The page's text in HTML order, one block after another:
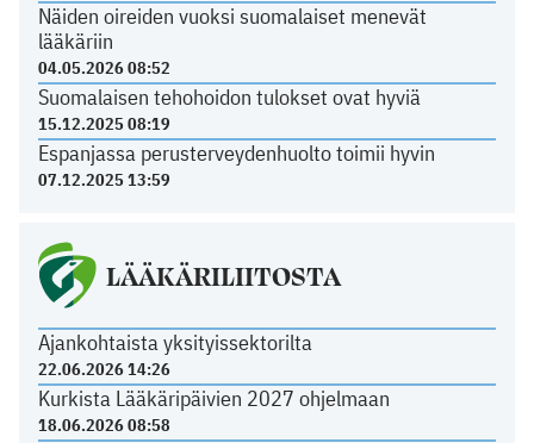
Näiden oireiden vuoksi suomalaiset menevät
lääkäriin
04.05.2026 08:52
Suomalaisen tehohoidon tulokset ovat hyviä
15.12.2025 08:19
Espanjassa perusterveydenhuolto toimii hyvin
07.12.2025 13:59
LÄÄKÄRILIITOSTA
Ajankohtaista yksityissektorilta
22.06.2026 14:26
Kurkista Lääkäripäivien 2027 ohjelmaan
18.06.2026 08:58